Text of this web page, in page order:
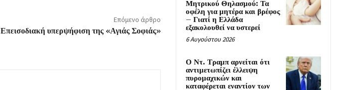
Επόμενο άρθρο
Επεισοδιακή υπερψήφιση της «Αγιάς Σοφιάς»
Μητρικού Θηλασμού: Τα
οφέλη για μητέρα και βρέφος
– Γιατί η Ελλάδα
εξακολουθεί να υστερεί
6 Αυγούστου 2026
Ο Ντ. Τραμπ αρνείται ότι
αντιμετωπίζει έλλειψη
πυρομαχικών και
καταφέρεται εναντίον των